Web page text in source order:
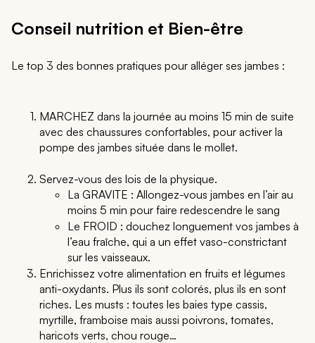
Conseil nutrition et Bien-être
Le top 3 des bonnes pratiques pour alléger ses jambes :
MARCHEZ dans la journée au moins 15 min de suite
avec des chaussures confortables, pour activer la
pompe des jambes située dans le mollet.
Servez-vous des lois de la physique.
La GRAVITE : Allongez-vous jambes en l’air au
moins 5 min pour faire redescendre le sang
Le FROID : douchez longuement vos jambes à
l’eau fraîche, qui a un effet vaso-constrictant
sur les vaisseaux.
Enrichissez votre alimentation en fruits et légumes
anti-oxydants. Plus ils sont colorés, plus ils en sont
riches. Les musts : toutes les baies type cassis,
myrtille, framboise mais aussi poivrons, tomates,
haricots verts, chou rouge…